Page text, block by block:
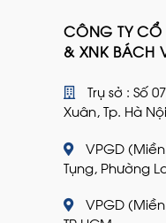
CÔNG TY CỔ
& XNK BÁCH
Trụ sở : Số
Xuân, Tp. Hà Nội
VPGD
Tụng, Phường
VPGD